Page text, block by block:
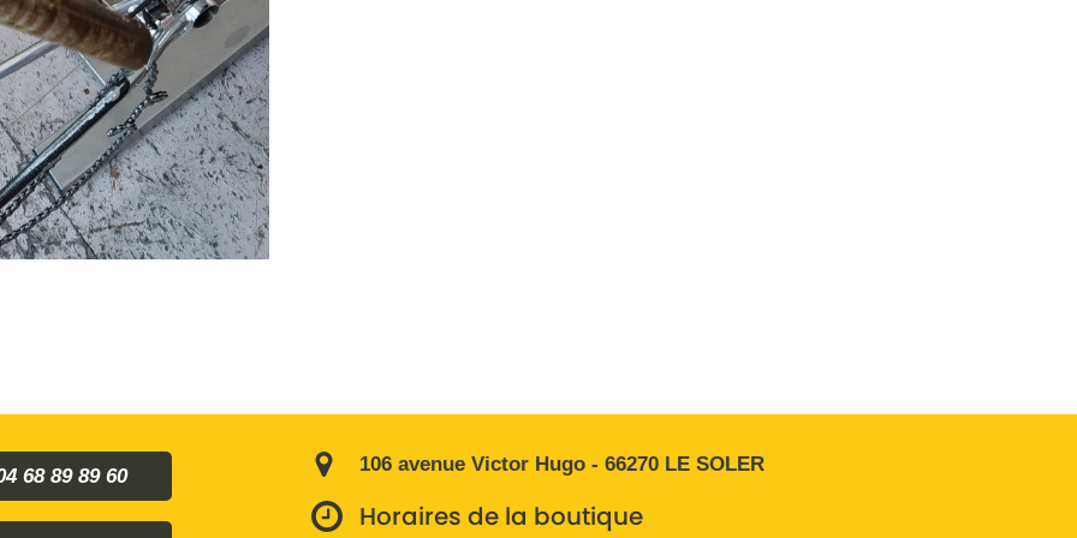
68 89 89 60
106 avenue Victor Hugo - 66270 LE SOLER
Horaires de la boutique